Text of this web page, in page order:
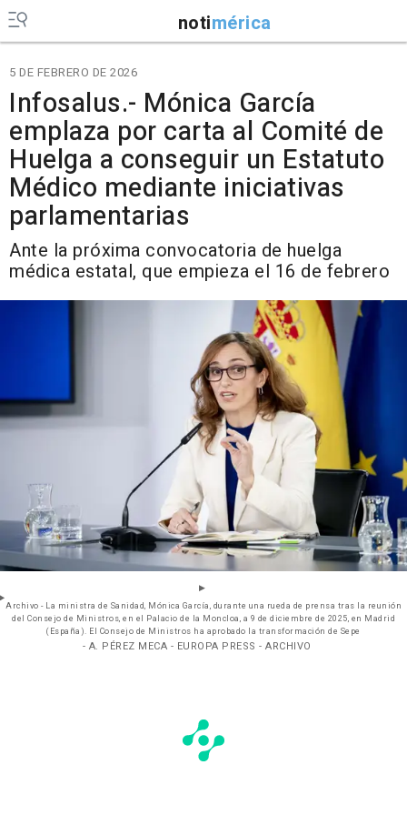
notimérica
5 DE FEBRERO DE 2026
Infosalus.- Mónica García
emplaza por carta al Comité de
Huelga a conseguir un Estatuto
Médico mediante iniciativas
parlamentarias
Ante la próxima convocatoria de huelga
médica estatal, que empieza el 16 de febrero
Archivo - La ministra de Sanidad, Mónica García, durante una rueda de prensa tras la reunión
del Consejo de Ministros, en el Palacio de la Moncloa, a 9 de diciembre de 2025, en Madrid
(España). El Consejo de Ministros ha aprobado la transformación de Sepe
- A. PÉREZ MECA - EUROPA PRESS - ARCHIVO